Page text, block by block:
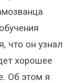
что он узнал
хорошее
Об этом я